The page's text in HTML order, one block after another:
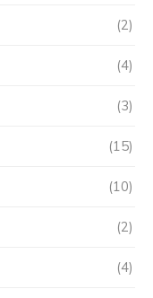
(2)
(4)
(3)
(15)
(10)
(2)
(4)